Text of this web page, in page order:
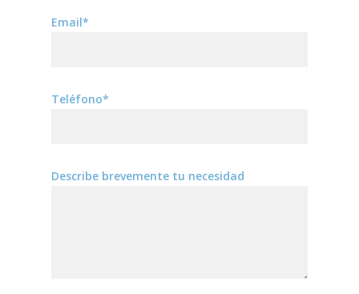
Email*
Teléfono*
Describe brevemente tu necesidad